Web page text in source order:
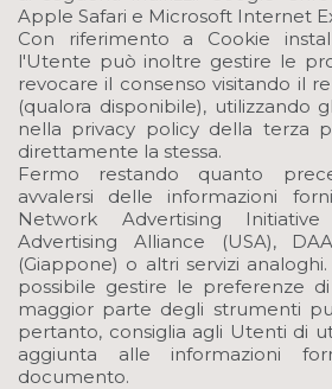
Apple Safari e Microsoft Internet
Con riferimento a Cookie
l'Utente può inoltre gestire le
revocare il consenso visitando il
(qualora disponibile), utilizzando
nella privacy policy della terza
direttamente la stessa.
Fermo restando quanto
avvalersi delle informazioni
Network Advertising
Advertising Alliance (USA),
(Giappone) o altri servizi
possibile gestire le preferenze
maggior parte degli strumenti
pertanto, consiglia agli Utenti di
aggiunta alle informazioni
documento.